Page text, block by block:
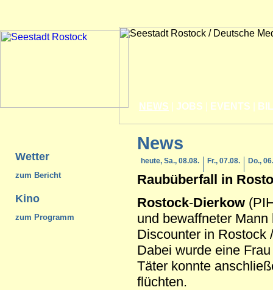
NEWS JOBS EVENTS
Wetter
zum Bericht
Kino
zum Programm
News
heute, Sa., 08.08. Fr., 07.08. Do.,
Raubüberfall in
Rostock-Dierkow
und bewaffneter
Discounter in Rostock
Dabei wurde eine
Täter konnte
flüchten.